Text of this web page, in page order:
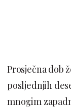
Prosječna dob
posljednjih
mnogim